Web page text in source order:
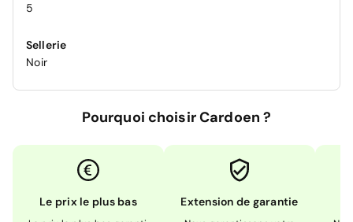
5
Sellerie
Noir
Pourquoi choisir Cardoen ?
Le prix le plus bas Extension de garantie